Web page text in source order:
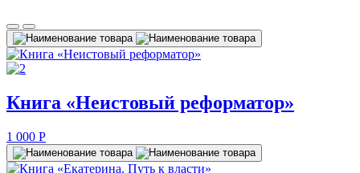
Книга «Неистовый реформатор»
1 000 P